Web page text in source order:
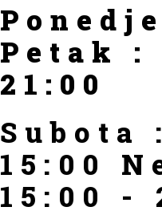
Petak :
21:00
Subota
15:00
15:00 -